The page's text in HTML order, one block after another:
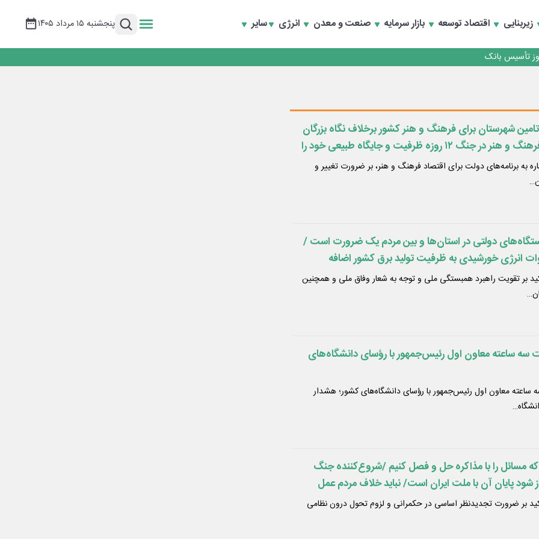
زیربنایی اقتصاد توسعه بازار سرمایه صنعت و معدن انرژی سایر پنجشنبه ۱۵ مرداد ۱۴۰۵
و بازسازی اعتماد مشتریان
شهرستان برای فرهنگ و هنر کشور برخلاف نگاه بزرگان
تصمیم‌گیری کند/حوزه فرهنگ و هنر در جنگ ۱۲ روزه ظرفیت و جایگاه طبیعی خود را
و هنر، ظلم به تمدن چند هزارساله ایران است/ضرورت
در
به برنامه‌های دولت برای اقتصاد فرهنگ و هنر، بر ضرورت تغییر و
دولتی در استان‌ها و بین مردم یک ضرورت است /
۵ هزار مگاوات انرژی خورشیدی به ظرفیت تولید برق کشور اضافه
رسانه‌ای به اهمیت همبستگی و اجماع ملی توجه
اظهارنظرها به تق
بر تقویت راهبرد همبستگی ملی و توجه به شعار وفاق ملی و همچنین
ساعته معاون اول رئیس‌جمهور با رؤسای دانشگاه‌های
روایت تصویری از نشست سه ساعته معاون اول رئیس‌جمهور با رؤسای دانشگاه‌های کشور؛ هشدار
که مسائل را با مذاکره حل و فصل کنیم /شروع‌کننده جنگ
شود پایان آن با ملت ایران است/ نباید خلاف مردم عمل
شرافتمندانه و آبرومندانه را دارند/ در دولت چهاردهم پای
بر ضرورت تجدیدنظر اساسی در حکمرانی و لزوم تحول درون نظامی